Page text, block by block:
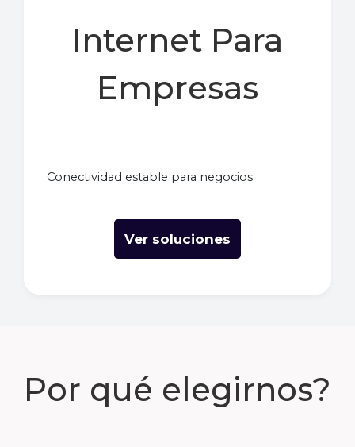
Internet Para
Empresas
Conectividad estable para negocios.
Ver soluciones
Por qué elegirnos?